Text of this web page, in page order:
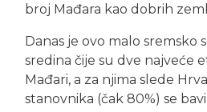
broj Mađara kao dobrih
Danas je ovo malo sremsko
sredina čije su dve najveće
Mađari, a za njima slede
stanovnika (čak 80%) se